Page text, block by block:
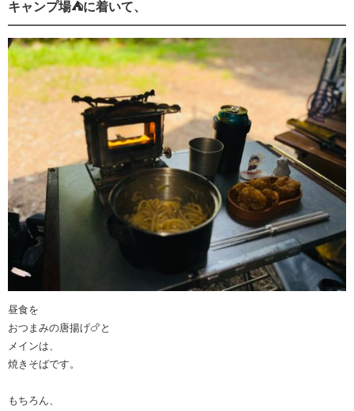
キャンプ場⛺️に着いて、
昼食を
おつまみの唐揚げ🍗と
メインは、
焼きそばです。
もちろん、